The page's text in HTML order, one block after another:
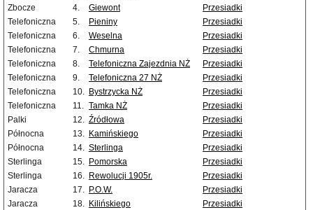
Zbocze
4. Giewont
Przesiadki
Telefoniczna
5. Pieniny
Przesiadki
Telefoniczna
6. Weselna
Przesiadki
Telefoniczna
7. Chmurna
Przesiadki
Telefoniczna
8. Telefoniczna Zajezdnia NŻ
Przesiadki
Telefoniczna
9. Telefoniczna 27 NŻ
Przesiadki
Telefoniczna
10. Bystrzycka NŻ
Przesiadki
Telefoniczna
11. Tamka NŻ
Przesiadki
Palki
12. Źródłowa
Przesiadki
Północna
13. Kamińskiego
Przesiadki
Północna
14. Sterlinga
Przesiadki
Sterlinga
15. Pomorska
Przesiadki
Sterlinga
16. Rewolucji 1905r.
Przesiadki
Jaracza
17. P.O.W.
Przesiadki
Jaracza
18. Kilińskiego
Przesiadki